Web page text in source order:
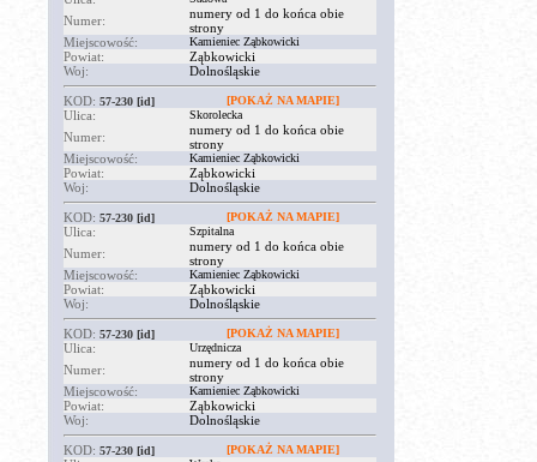
Numer:
numery od 1 do końca obie
strony
Miejscowość:
Kamieniec Ząbkowicki
Powiat:
Ząbkowicki
Woj:
Dolnośląskie
KOD: 57-230 [id] [POKAŻ NA MAPIE]
Ulica: Skorolecka
Numer:
numery od 1 do końca obie
strony
Miejscowość:
Kamieniec Ząbkowicki
Powiat:
Ząbkowicki
Woj:
Dolnośląskie
KOD: 57-230 [id] [POKAŻ NA MAPIE]
Ulica: Szpitalna
Numer:
numery od 1 do końca obie
strony
Miejscowość:
Kamieniec Ząbkowicki
Powiat:
Ząbkowicki
Woj:
Dolnośląskie
KOD: 57-230 [id] [POKAŻ NA MAPIE]
Ulica: Urzędnicza
Numer:
numery od 1 do końca obie
strony
Miejscowość:
Kamieniec Ząbkowicki
Powiat:
Ząbkowicki
Woj:
Dolnośląskie
KOD: 57-230 [id] [POKAŻ NA MAPIE]